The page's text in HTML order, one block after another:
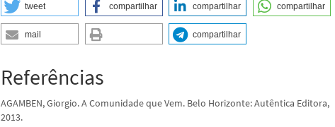
tweet compartilhar compartilhar compartilhar
mail compartilhar
Referências
AGAMBEN, Giorgio. A Comunidade que Vem. Belo Horizonte: Autêntica Editora,
2013.